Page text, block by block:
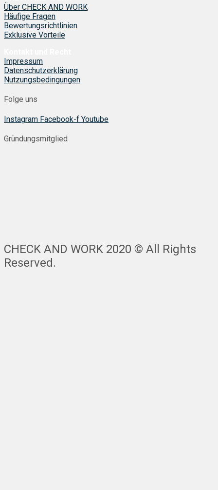
Über CHECK AND WORK
Häufige Fragen
Bewertungsrichtlinien
Exklusive Vorteile
Impressum
Datenschutzerklärung
Nutzungsbedingungen
Folge uns
Instagram Facebook-f Youtube
Gründungsmitglied
CHECK AND WORK 2020 © All Rights
Reserved.